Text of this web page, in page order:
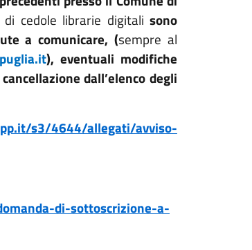
cedole librarie digitali sono
a comunicare, (sempre al
), eventuali modifiche
dall’elenco degli
s3/4644/allegati/avviso-
di-sottoscrizione-a-